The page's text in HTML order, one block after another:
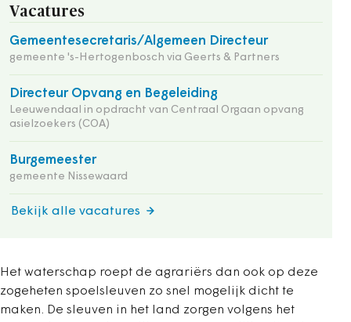
Vacatures
Gemeentesecretaris/Algemeen Directeur
gemeente 's-Hertogenbosch via Geerts & Partners
Directeur Opvang en Begeleiding
Leeuwendaal in opdracht van Centraal Orgaan opvang
asielzoekers (COA)
Burgemeester
gemeente Nissewaard
Bekijk alle vacatures
Het waterschap roept de agrariërs dan ook op deze
zogeheten spoelsleuven zo snel mogelijk dicht te
maken. De sleuven in het land zorgen volgens het